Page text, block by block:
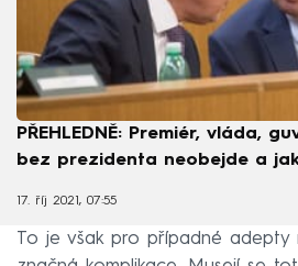
PŘEHLEDNĚ: Premiér, vláda,
bez prezidenta neobejde a
17. říj 2021, 07:55
To je však pro případné adepty